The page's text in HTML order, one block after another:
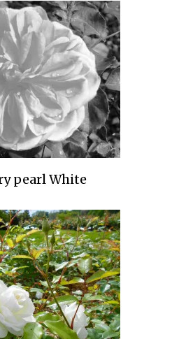
pearl White